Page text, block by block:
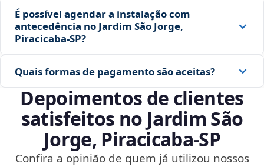
É possível agendar a instalação com
antecedência no Jardim São Jorge,
Piracicaba‑SP?
Quais formas de pagamento são aceitas?
Depoimentos de clientes
satisfeitos no Jardim São
Jorge, Piracicaba‑SP
Confira a opinião de quem já utilizou nossos